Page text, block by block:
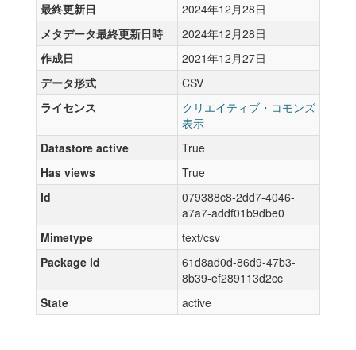
最終更新日
2024年12月28日
メタデータ最終更新日時
2024年12月28日
作成日
2021年12月27日
データ形式
CSV
ライセンス
クリエイティブ・コモンズ
表示
Datastore active
True
Has views
True
Id
079388c8-2dd7-4046-
a7a7-addf01b9dbe0
Mimetype
text/csv
Package id
61d8ad0d-86d9-47b3-
8b39-ef289113d2cc
State
active